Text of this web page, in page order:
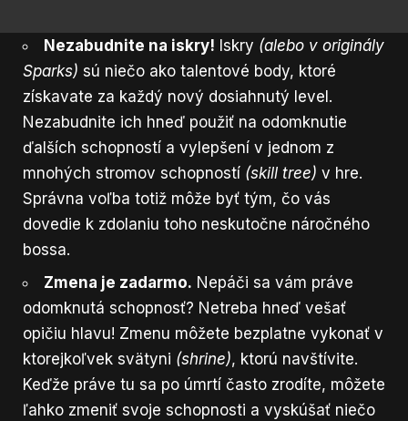
Nezabudnite na iskry! Iskry (alebo v originály
Sparks) sú niečo ako talentové body, ktoré
získavate za každý nový dosiahnutý level.
Nezabudnite ich hneď použiť na odomknutie
ďalších schopností a vylepšení v jednom z
mnohých stromov schopností (skill tree) v hre.
Správna voľba totiž môže byť tým, čo vás
dovedie k zdolaniu toho neskutočne náročného
bossa.
Zmena je zadarmo. Nepáči sa vám práve
odomknutá schopnosť? Netreba hneď vešať
opičiu hlavu! Zmenu môžete bezplatne vykonať v
ktorejkoľvek svätyni (shrine), ktorú navštívite.
Keďže práve tu sa po úmrtí často zrodíte, môžete
ľahko zmeniť svoje schopnosti a vyskúšať niečo